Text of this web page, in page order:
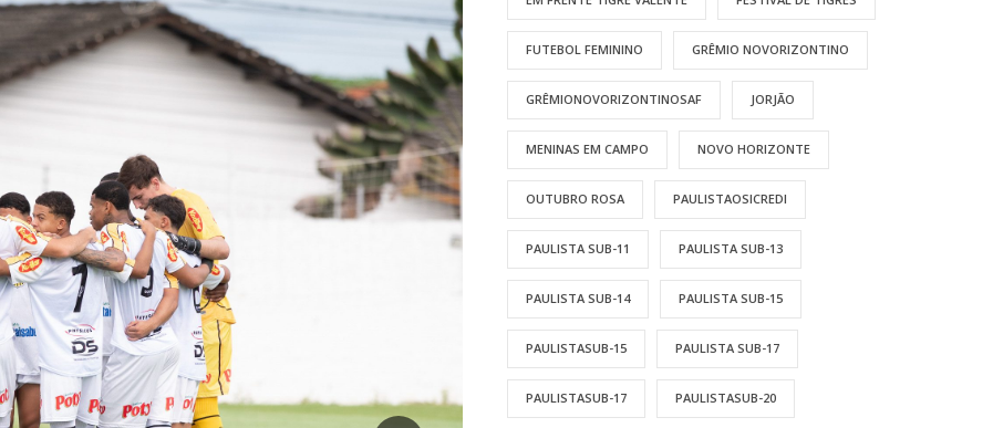
FUTEBOL FEMININO GRÊMIO NOVORIZONTINO
GRÊMIONOVORIZONTINOSAF JORJÃO
MENINAS EM CAMPO NOVO HORIZONTE
OUTUBRO ROSA PAULISTAOSICREDI
PAULISTA SUB-11 PAULISTA SUB-13
PAULISTA SUB-14 PAULISTA SUB-15
PAULISTASUB-15 PAULISTA SUB-17
PAULISTASUB-17 PAULISTASUB-20